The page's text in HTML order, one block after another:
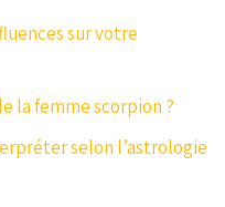
sur votre
la femme scorpion ?
selon l’astrologie